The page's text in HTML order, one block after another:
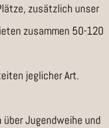
zusätzlich unser
zusammen 50-120
jeglicher Art.
Jugendweihe und